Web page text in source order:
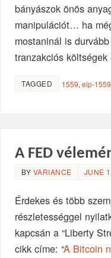
bányászok önös
manipulációt… ha
mostaninál is
tranzakciós költségek
TAGGED 1559,eip-1559
A FED
BY VARIANCE JUNE
Érdekes és több
részletességgel
kapcsán a “Liberty
cikk címe: “A Bitcoin